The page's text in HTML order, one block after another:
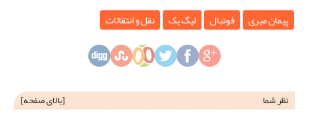
پیمان میری فوتبال لیگ یک نقل و انتقالات
نظر شما [بالای صفحه]